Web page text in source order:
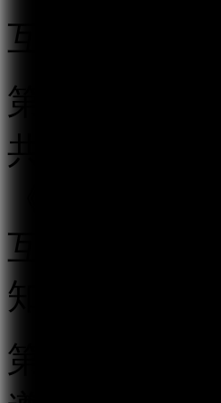
互联网跟帖
第一条 为规
共利益，保
互联网信息
知》，制定本
第二条 在中